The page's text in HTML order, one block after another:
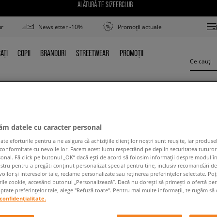
ALĂTURĂ-TE SIZEERCLUB
Newsletter -10% Promoții actuale
COPII
COPII BRANDURI
BRANDURI STREETWEAR
STREETWEAR PROMOȚII
PROMOȚII
NIKE CHALLENGER
conținutul termenului căutat. Folosește mai
ÎNAPOI LA MAGAZIN
datele cu caracter personal
eforturile pentru a ne asigura că achizițiile clienților noștri sunt reușite, iar
cu nevoile lor. Facem acest lucru respectând pe deplin securitatea
Fă click pe butonul „OK” dacă ești de acord să folosim informații despre modul
pentru a pregăti conținut personalizat special pentru tine, inclusiv recomandări
și intereselor tale, reclame personalizate sau reținerea preferințelor selectate.
cookie, accesând butonul „Personalizează”. Dacă nu dorești să primești o ofertă
preferințelor tale, alege "Refuză toate". Pentru mai multe informații, te rugăm